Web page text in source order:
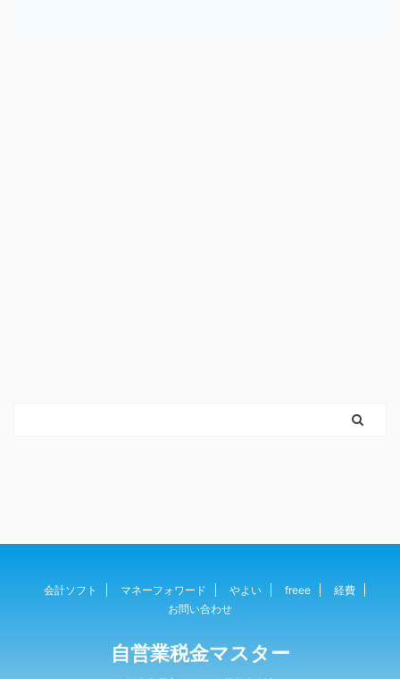
会計ソフト マネーフォワード やよい freee
経費
お問い合わせ
自営業税金マスター